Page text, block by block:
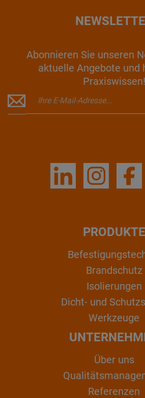
Abonnieren Sie unseren
aktuelle Angebote und
Praxiswissen!
PRODUKTE
Brandschutz
Isolierungen
Dicht- und
Werkzeuge
Über uns
Referenzen